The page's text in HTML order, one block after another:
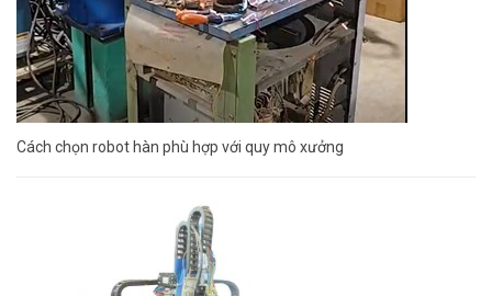
Cách chọn robot hàn phù hợp với quy mô xưởng